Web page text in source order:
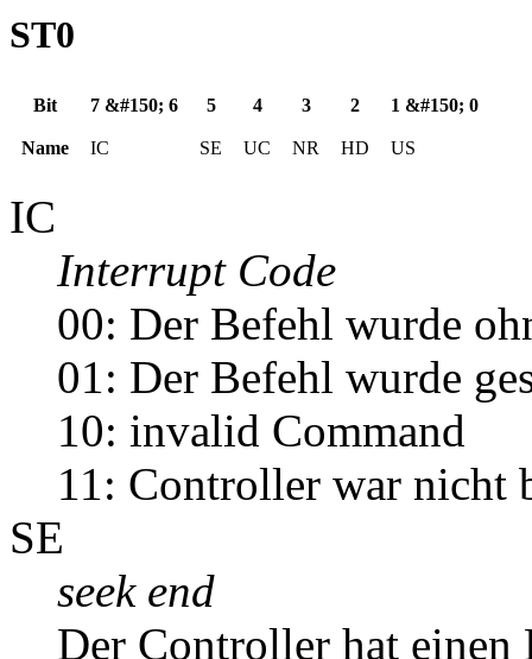
ST0
Bit 7 &#150; 6 5 4 3 2 1 &#150; 0
Name IC SE UC NR HD US
IC
Interrupt Code
00: Der Befehl wurde
01: Der Befehl wurde
10: invalid Command
11: Controller war nicht
SE
seek end
Der Controller hat